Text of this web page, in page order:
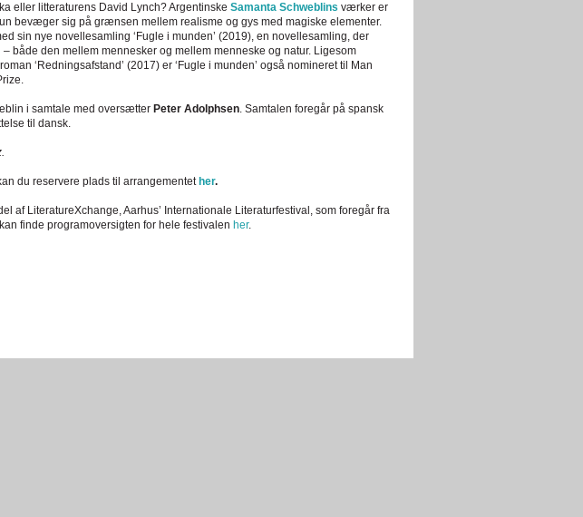
eller litteraturens David Lynch? Argentinske Samanta Schweblins værker er
bevæger sig på grænsen mellem realisme og gys med magiske elementer.
sin nye novellesamling ‘Fugle i munden’ (2019), en novellesamling, der
– både den mellem mennesker og mellem menneske og natur. Ligesom
‘Redningsafstand’ (2017) er ‘Fugle i munden’ også nomineret til Man
i samtale med oversætter Peter Adolphsen. Samtalen foregår på spansk
til dansk.
du reservere plads til arrangementet her.
af LiteratureXchange, Aarhus’ Internationale Literaturfestival, som foregår fra
finde programoversigten for hele festivalen her.